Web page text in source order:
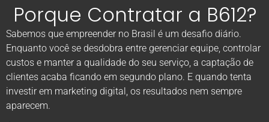
Porque Contratar a B612?
Sabemos que empreender no Brasil é um desafio diário.
Enquanto você se desdobra entre gerenciar equipe, controlar
custos e manter a qualidade do seu serviço, a captação de
clientes acaba ficando em segundo plano. E quando tenta
investir em marketing digital, os resultados nem sempre
aparecem.